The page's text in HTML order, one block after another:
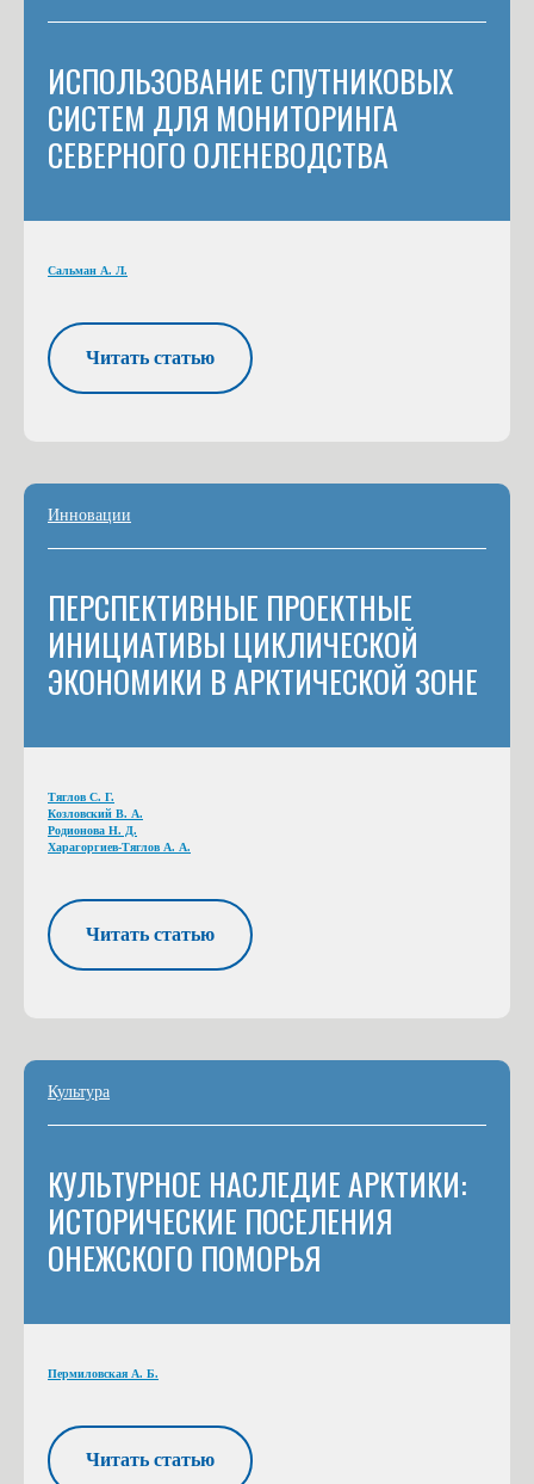
ИСПОЛЬЗОВАНИЕ СПУТНИКОВЫХ
СИСТЕМ ДЛЯ МОНИТОРИНГА
СЕВЕРНОГО ОЛЕНЕВОДСТВА
Сальман А. Л.
Читать статью
Инновации
ПЕРСПЕКТИВНЫЕ ПРОЕКТНЫЕ
ИНИЦИАТИВЫ ЦИКЛИЧЕСКОЙ
ЭКОНОМИКИ В АРКТИЧЕСКОЙ ЗОНЕ
Тяглов С. Г.
Козловский В. А.
Родионова Н. Д.
Харагоргиев-Тяглов А. А.
Читать статью
Культура
КУЛЬТУРНОЕ НАСЛЕДИЕ АРКТИКИ:
ИСТОРИЧЕСКИЕ ПОСЕЛЕНИЯ
ОНЕЖСКОГО ПОМОРЬЯ
Пермиловская А. Б.
Читать статью